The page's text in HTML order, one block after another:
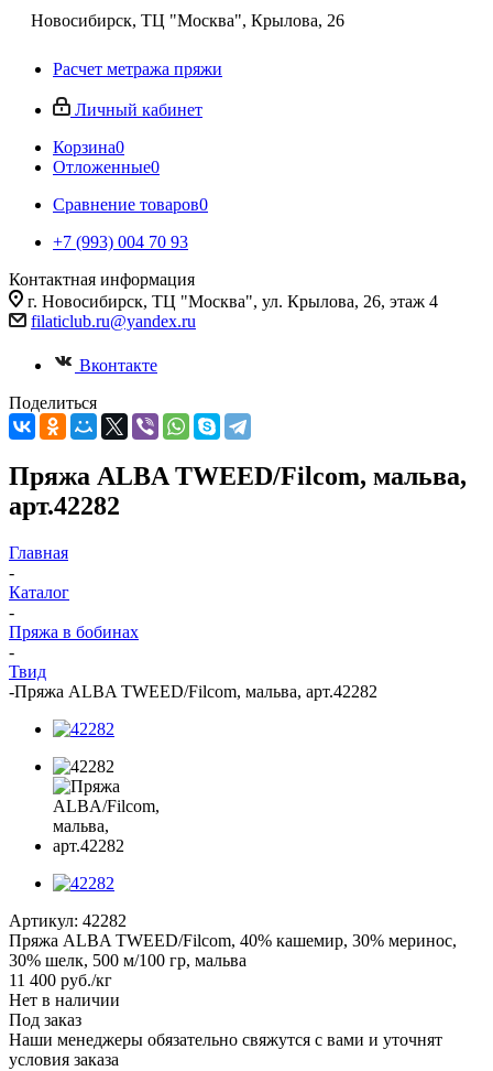
Новосибирск, ТЦ "Москва", Крылова, 26
Расчет метража пряжи
Личный кабинет
Корзина0
Отложенные0
Сравнение товаров0
+7 (993) 004 70 93
Контактная информация
г. Новосибирск, ТЦ "Москва", ул. Крылова, 26, этаж 4
filaticlub.ru@yandex.ru
Вконтакте
Поделиться
Пряжа ALBA TWEED/Filcom, мальва,
арт.42282
Главная
-
Каталог
-
Пряжа в бобинах
-
Твид
-Пряжа ALBA TWEED/Filcom, мальва, арт.42282
Артикул: 42282
Пряжа ALBA TWEED/Filcom, 40% кашемир, 30% меринос,
30% шелк, 500 м/100 гр, мальва
11 400 руб./кг
Нет в наличии
Под заказ
Наши менеджеры обязательно свяжутся с вами и уточнят
условия заказа